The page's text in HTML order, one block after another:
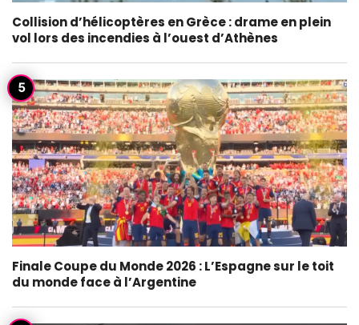
Collision d’hélicoptères en Grèce : drame en plein
vol lors des incendies à l’ouest d’Athènes
Finale Coupe du Monde 2026 : L’Espagne sur le toit
du monde face à l’Argentine